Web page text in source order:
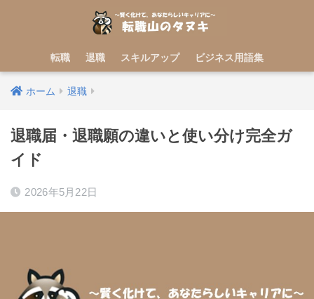
転職 退職 スキルアップ ビジネス用語集
ホーム 退職
退職届・退職願の違いと使い分け完全ガ
イド
2026年5月22日